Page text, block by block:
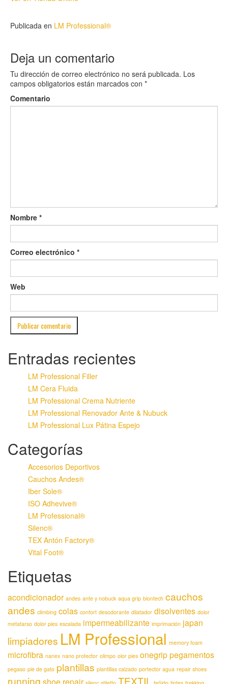
í
e
o
Publicada en LM Professional®
Deja un comentario
Tu dirección de correo electrónico no será publicada. Los
campos obligatorios están marcados con *
Comentario
Nombre *
Correo electrónico *
Web
Entradas recientes
LM Professional Filler
LM Cera Fluida
LM Professional Crema Nutriente
LM Professional Renovador Ante & Nubuck
LM Professional Lux Pátina Espejo
Categorías
Accesorios Deportivos
Cauchos Andes®
Iber Sole®
ISO Adhevive®
LM Professional®
Silenc®
TEX Antón Factory®
Vital Foot®
Etiquetas
acondicionador andes ante y nobuck aqua grip biontech cauchos
andes climbing colas confort desodorante dilatador disolventes dolor
metatarso dolor pies escalada impermeabilizante imprimación japan
limpiadores LM Professional memory foam
microfibra nanex nano protector olimpo olor pies onegrippegamentos
pegaso pie de gato plantillas plantillas calzado portector agua repair shoes
running shoe repair TEXTIL